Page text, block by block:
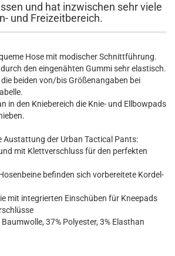
und hat inzwischen sehr viele
und Freizeitbereich.
Hose mit modischer Schnittführung.
den eingenähten Gummi sehr elastisch.
beiden von/bis Größenangaben bei
in den Kniebereich die Knie- und Ellbowpads
Austattung der Urban Tactical Pants:
mit Klettverschluss für den perfekten
befinden sich vorbereitete Kordel-
mit integrierten Einschüben für Kneepads
37% Polyester, 3% Elasthan